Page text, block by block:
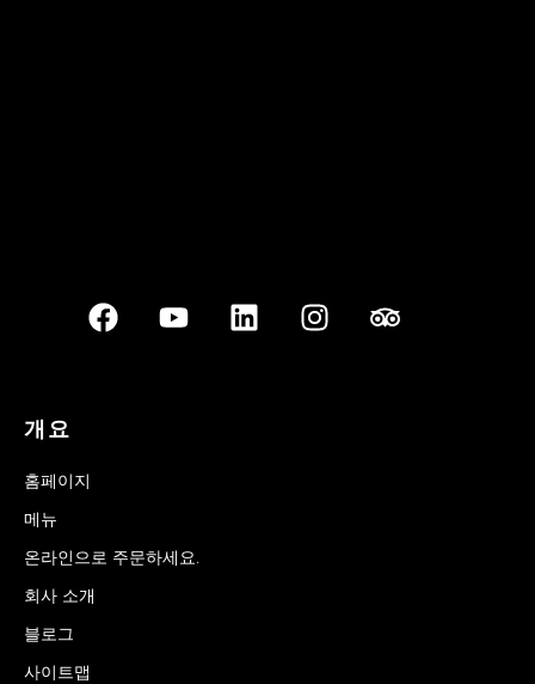
개요
홈페이지
메뉴
온라인으로 주문하세요.
회사 소개
블로그
사이트맵